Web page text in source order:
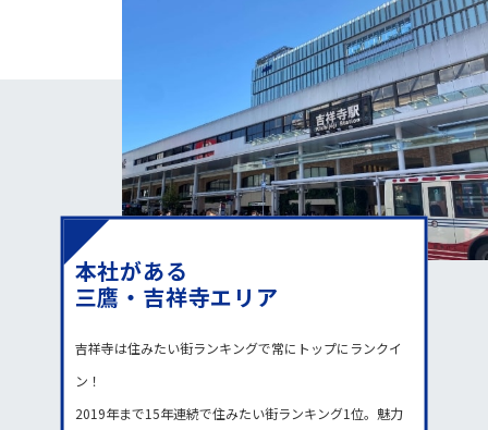
本社がある
三鷹・吉祥寺エリア
吉祥寺は住みたい街ランキングで常にトップにランクイ
ン！
2019年まで15年連続で住みたい街ランキング1位。魅力